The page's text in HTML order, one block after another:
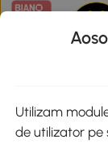
Descarca
Utilizam
de utilizator pe